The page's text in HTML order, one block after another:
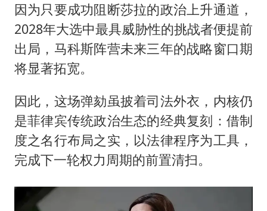
因为只要成功阻断莎拉的政治上升通道，
2028年大选中最具威胁性的挑战者便提前
出局，马科斯阵营未来三年的战略窗口期
将显著拓宽。
因此，这场弹劾虽披着司法外衣，内核仍
是菲律宾传统政治生态的经典复刻：借制
度之名行布局之实，以法律程序为工具，
完成下一轮权力周期的前置清扫。